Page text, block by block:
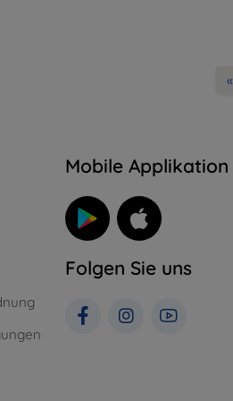
«
Mobile Applikation
Folgen Sie uns